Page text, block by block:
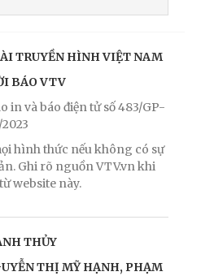
TRUYỀN HÌNH VIỆT NAM
BÁO VTV
in và báo điện tử số 483/GP-
hình thức nếu không có sự
Ghi rõ nguồn VTV.vn khi
website này.
THỦY
THỊ MỸ HẠNH, PHẠM